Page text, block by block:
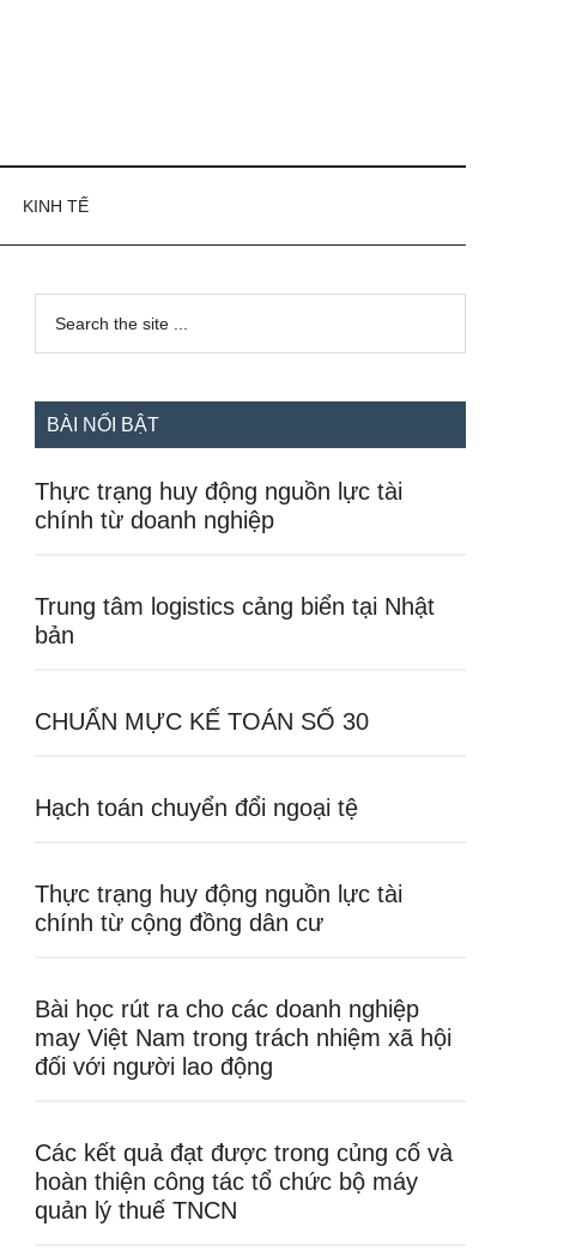
KINH TẾ
Sidebar
chính
...
BÀI NỔI BẬT
Thực trạng huy động nguồn lực tài
chính từ doanh nghiệp
Trung tâm logistics cảng biển tại Nhật
bản
CHUẨN MỰC KẾ TOÁN SỐ 30
Hạch toán chuyển đổi ngoại tệ
Thực trạng huy động nguồn lực tài
chính từ cộng đồng dân cư
Bài học rút ra cho các doanh nghiệp
may Việt Nam trong trách nhiệm xã hội
đối với người lao động
Các kết quả đạt được trong củng cố và
hoàn thiện công tác tổ chức bộ máy
quản lý thuế TNCN